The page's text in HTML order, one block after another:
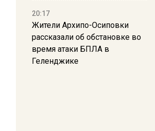
20:17
Жители Архипо-Осиповки
рассказали об обстановке во
время атаки БПЛА в
Геленджике